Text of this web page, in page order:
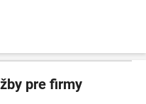
pre firmy